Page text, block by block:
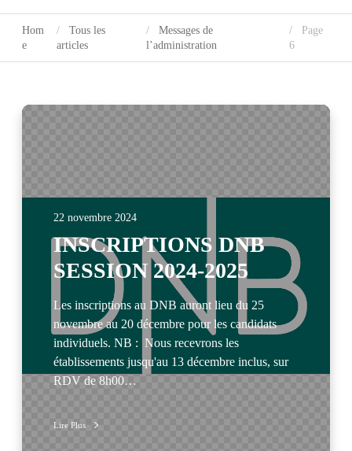
Hom
e
Tous les
articles
Messages de
l’administration
Page
6
22 novembre 2024
INSCRIPTIONS DNB
SESSION 2024-2025
Les inscriptions au DNB auront lieu du 25
novembre au 20 décembre pour les candidats
individuels. NB : Nous recevrons les
établissements jusqu'au 13 décembre inclus, sur
RDV de 8h00…
Lire Plus